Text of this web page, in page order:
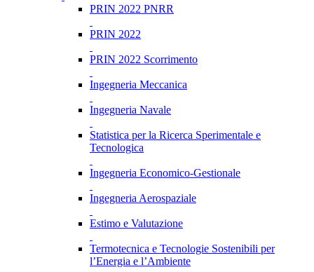
PRIN 2022 PNRR
PRIN 2022
PRIN 2022 Scorrimento
Ingegneria Meccanica
Ingegneria Navale
Statistica per la Ricerca Sperimentale e
Tecnologica
Ingegneria Economico-Gestionale
Ingegneria Aerospaziale
Estimo e Valutazione
Termotecnica e Tecnologie Sostenibili per
l’Energia e l’Ambiente